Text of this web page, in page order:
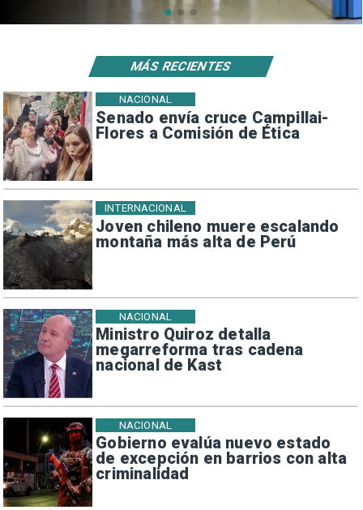
Senado envía cruce Campillai-
Flores a Comisión de Ética
NACIONAL
Joven chileno muere escalando
montaña más alta de Perú
INTERNACIONAL
Ministro Quiroz detalla
megarreforma tras cadena
nacional de Kast
NACIONAL
Gobierno evalúa nuevo estado
de excepción en barrios con alta
criminalidad
NACIONAL
MÁS RECIENTES